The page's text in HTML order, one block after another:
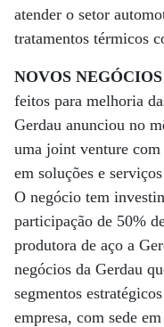
atender o setor
tratamentos térmicos
NOVOS NEGÓCIOS
feitos para melhoria
Gerdau anunciou no
uma joint venture com
em soluções e
O negócio tem
participação de 50%
produtora de aço a
negócios da Gerdau
segmentos
empresa, com sede